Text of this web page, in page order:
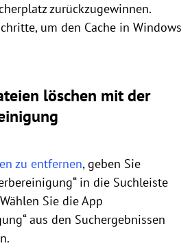
zurückzugewinnen.
um den Cache in Windows
löschen mit der
zu entfernen, geben Sie
in die Suchleiste
Sie die App
aus den Suchergebnissen